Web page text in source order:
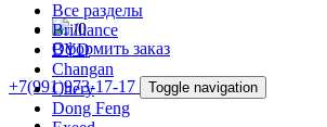
Все разделы
Brilliance
BYD
Changan
Chery
Dong Feng
/0
Оформить заказ
+7(991)973-17-17 Toggle navigation